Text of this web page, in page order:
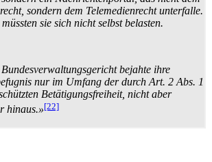
sondern dem Tele­medien­recht unterfalle.
sie sich nicht selbst belasten.
bejahte ihre
nur im Umfang der durch Art. 2 Abs. 1
Betätigungs­freiheit, nicht aber
hinaus.»[22]